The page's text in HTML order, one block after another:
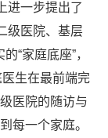
进一步提出了
级医院、基层
“家庭底座”，
生在最前端完
医院的随访与
每一个家庭。